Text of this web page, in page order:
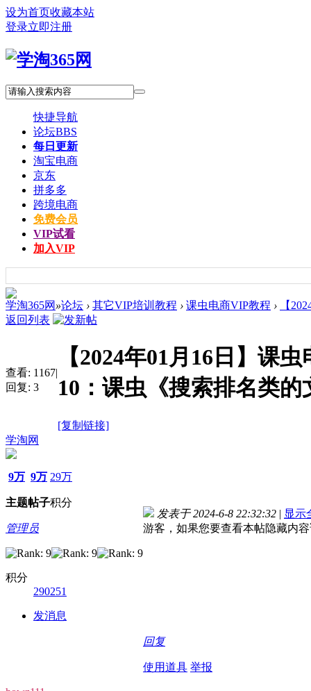
设为首页收藏本站
登录立即注册
快捷导航
论坛BBS
每日更新
淘宝电商
京东
拼多多
跨境电商
免费会员
VIP试看
加入VIP
学淘365网 »论坛 › 其它VIP培训教程 › 课虫电商VIP教程 ›
【
返回列表
查看: 1167|
回复: 3
【2024年01月16日】课
10：课虫《搜索排名类
[复制链接]
学淘网
9万
主题
9万
帖子
29万
积分
管理员
积分
290251
发消息
发表于 2024-6-8 22:32:32 | 显示
游客，如果您要查看本帖隐藏内
回复
使用道具 举报